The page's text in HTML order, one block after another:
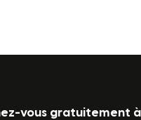
vous gratuitement